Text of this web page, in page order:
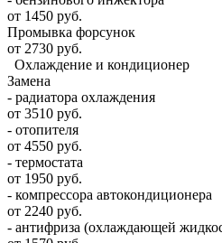
от 1450 руб.
Промывка форсунок
от 2730 руб.
Охлаждение и кондиционер
Замена
- радиатора охлаждения
от 3510 руб.
- отопителя
от 4550 руб.
- термостата
от 1950 руб.
- компрессора автокондиционера
от 2240 руб.
- антифриза (охлаждающей